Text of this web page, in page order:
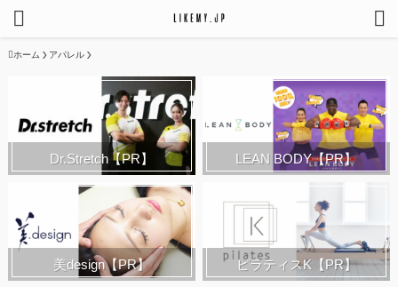
ホーム アパレル
Dr.Stretch【PR】 LEAN BODY【PR】
美design【PR】 ピラティスK【PR】